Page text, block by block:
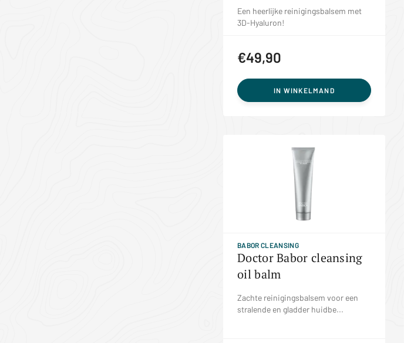
Een heerlijke reinigingsbalsem met
3D-Hyaluron!
€49,90
IN WINKELMAND
BABOR CLEANSING
Doctor Babor cleansing
oil balm
Zachte reinigingsbalsem voor een
stralende en gladder huidbe...